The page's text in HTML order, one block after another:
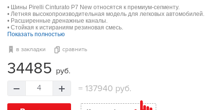
• Шины Pirelli Cinturato P7 New относятся к премиум-сегменту.
• Летняя высокопроизводительная модель для легковых автомобилей.
• Расширенные дренажные каналы.
• Стойкая к истираниям резиновая смесь.
Показать полностью
в закладки сравнить
34485 руб.
4 = 137940 руб.